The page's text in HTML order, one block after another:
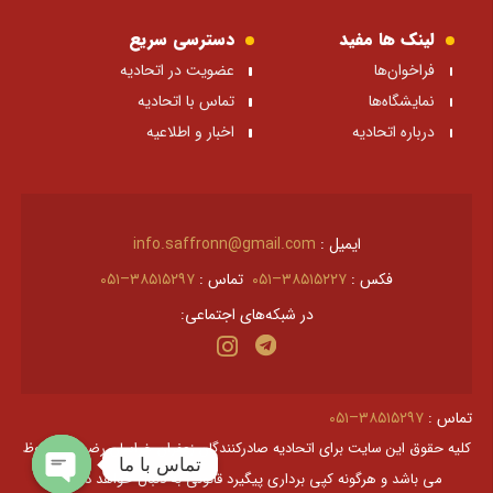
لینک ها مفید
فراخوان‌ها
نمایشگاه‌ها
درباره اتحادیه
دسترسی سریع
عضویت در اتحادیه
تماس با اتحادیه
اخبار و اطلاعیه
ایمیل : info.saffronn@gmail.com
فکس : ۳۸۵۱۵۲۲۷–۰۵۱ تماس : ۳۸۵۱۵۲۹۷–۰۵۱
در شبکه‌های اجتماعی:
تماس :۳۸۵۱۵۲۹۷–۰۵۱
کليه حقوق اين سايت برای اتحادیه صادرکنندگان زعفران خراسان رضوی محفوظ
می باشد و هرگونه کپی برداری پیگیرد قانونی به دنبال خواهد داشت.
تماس با ما